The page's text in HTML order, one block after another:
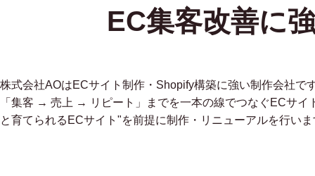
EC集客改善に
株式会社AOはECサイト制作・Shopify構築に強い制作会社
「集客 → 売上 → リピート」までを一本の線でつなぐECサ
と育てられるECサイト"を前提に制作・リニューアルを行い